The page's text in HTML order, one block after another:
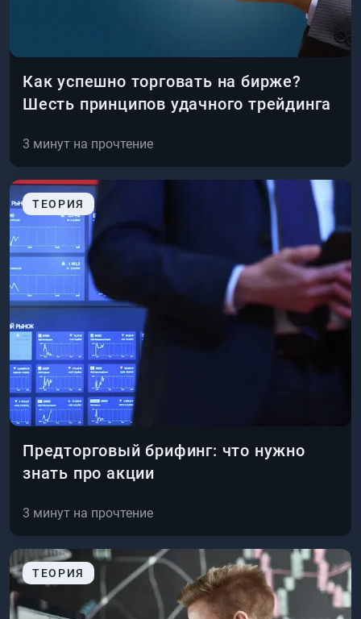
Как успешно торговать на бирже?
Шесть принципов удачного трейдинга
3 минут на прочтение
ТЕОРИЯ
Предторговый брифинг: что нужно
знать про акции
3 минут на прочтение
ТЕОРИЯ